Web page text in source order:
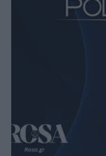
Well being
Woman Power